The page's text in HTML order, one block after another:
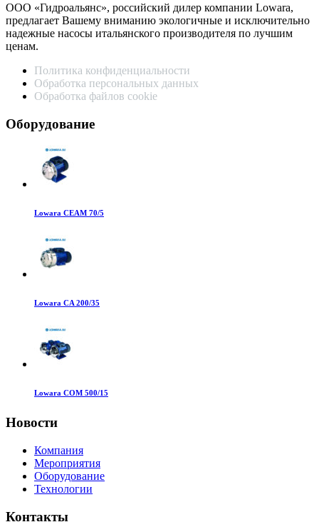
ООО «Гидроальянс», российский дилер компании Lowara,
предлагает Вашему вниманию экологичные и исключительно
надежные насосы итальянского производителя по лучшим
ценам.
Политика конфиденциальности
Обработка персональных данных
Обработка файлов cookie
Оборудование
Lowara CEAM 70/5
Lowara CA 200/35
Lowara COM 500/15
Новости
Компания
Мероприятия
Оборудование
Технологии
Контакты